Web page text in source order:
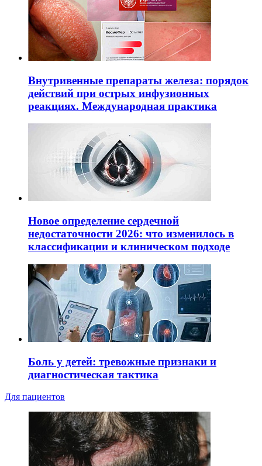
Внутривенные препараты железа: порядок
действий при острых инфузионных
реакциях. Международная практика
Новое определение сердечной
недостаточности 2026: что изменилось в
классификации и клиническом подходе
Боль у детей: тревожные признаки и
диагностическая тактика
Для пациентов